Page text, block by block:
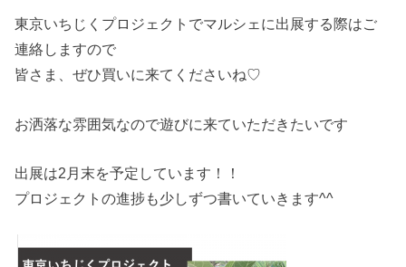
東京いちじくプロジェクトでマルシェに出展する際はご
連絡しますので
皆さま、ぜひ買いに来てくださいね♡
お洒落な雰囲気なので遊びに来ていただきたいです
出展は2月末を予定しています！！
プロジェクトの進捗も少しずつ書いていきます^^